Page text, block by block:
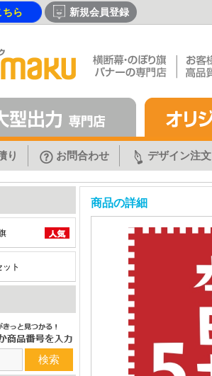
ちら 新規会員登録
り お問合わせ デザイン注文
ト
検索
商品の詳細